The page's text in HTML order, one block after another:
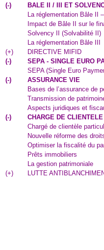
(-)
BALE II / III ET
La réglementation Bâle II
Impact de Bâle II sur le
Solvency II (Solvabilité II)
La réglementation Bâle III
(+)
DIRECTIVE MIFID
(-)
SEPA - SINGLE EURO
SEPA (Single Euro
(-)
ASSURANCE VIE
Bases de l’assurance de
Transmission de
Aspects juridiques et
(-)
CHARGE DE CLIENTELE
Chargé de clientèle
Nouvelle réforme des
Optimiser la fiscalité du
Prêts immobiliers
La gestion patrimoniale
(+) LUTTE